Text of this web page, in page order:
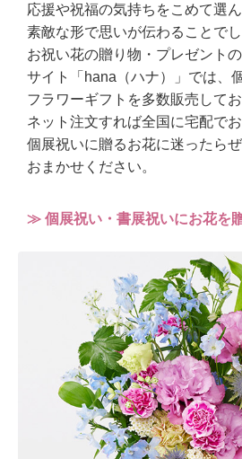
応援や祝福の気持ちをこめて選
素敵な形で思いが伝わることでし
お祝い花の贈り物・プレゼント
サイト「hana（ハナ）」では、
フラワーギフトを多数販売してお
ネット注文すれば全国に宅配で
個展祝いに贈るお花に迷ったら
おまかせください。
≫ 個展祝い・書展祝いにお花を